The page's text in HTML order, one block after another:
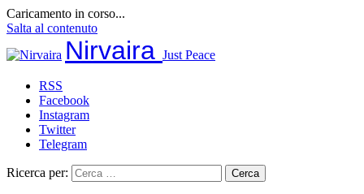
Caricamento in corso...
Salta al contenuto
Nirvaira Just Peace
RSS
Facebook
Instagram
Twitter
Telegram
Ricerca per: